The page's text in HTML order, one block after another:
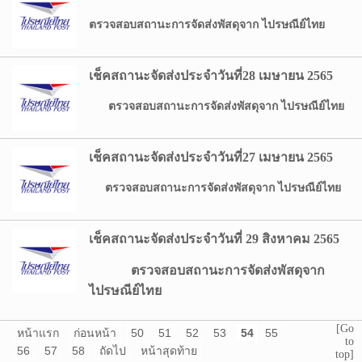
ตรวจสอบสถานะการจัดส่งพัสดุจาก ไปรษณีย์ไทย
เช็คสถานะจัดส่งประจำวันที่28 เมษายน 2565
ตรวจสอบสถานะการจัดส่งพัสดุจาก ไปรษณีย์ไทย
เช็คสถานะจัดส่งประจำวันที่27 เมษายน 2565
ตรวจสอบสถานะการจัดส่งพัสดุจาก ไปรษณีย์ไทย
เช็คสถานะจัดส่งประจำวันที่ 29 สิงหาคม 2565
ตรวจสอบสถานะการจัดส่งพัสดุจาก
ไปรษณีย์ไทย
หน้าแรก ก่อนหน้า 50 51 52 53 54
55
56
57 58 ถัดไป หน้าสุดท้าย
[Go
to
top]